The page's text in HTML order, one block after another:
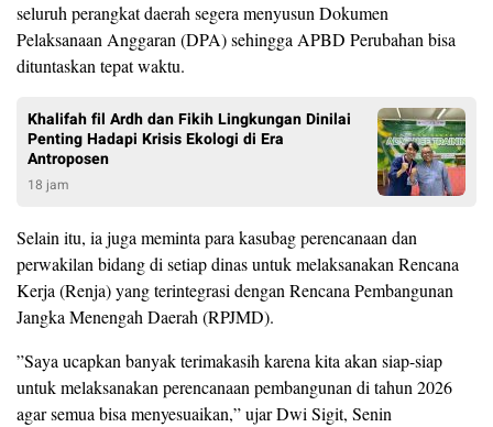
seluruh perangkat daerah segera menyusun Dokumen
Pelaksanaan Anggaran (DPA) sehingga APBD Perubahan bisa
dituntaskan tepat waktu.
Khalifah fil Ardh dan Fikih Lingkungan Dinilai
Penting Hadapi Krisis Ekologi di Era
Antroposen
18 jam
Selain itu, ia juga meminta para kasubag perencanaan dan
perwakilan bidang di setiap dinas untuk melaksanakan Rencana
Kerja (Renja) yang terintegrasi dengan Rencana Pembangunan
Jangka Menengah Daerah (RPJMD).
”Saya ucapkan banyak terimakasih karena kita akan siap-siap
untuk melaksanakan perencanaan pembangunan di tahun 2026
agar semua bisa menyesuaikan,” ujar Dwi Sigit, Senin